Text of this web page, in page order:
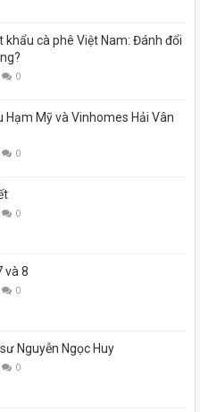
khẩu cà phê Việt Nam: Đánh đổi
0
Hạm Mỹ và Vinhomes Hải Vân
0
0
và 8
0
Nguyễn Ngọc Huy
0